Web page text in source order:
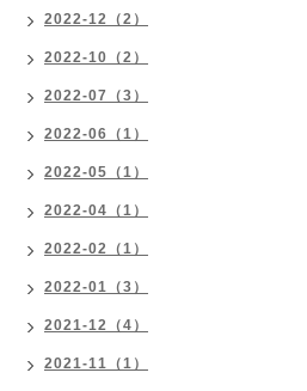
2022-12（2）
2022-10（2）
2022-07（3）
2022-06（1）
2022-05（1）
2022-04（1）
2022-02（1）
2022-01（3）
2021-12（4）
2021-11（1）